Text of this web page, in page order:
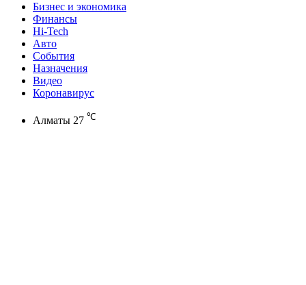
Бизнес и экономика
Финансы
Hi-Tech
Авто
События
Назначения
Видео
Коронавирус
Алматы 27 ℃